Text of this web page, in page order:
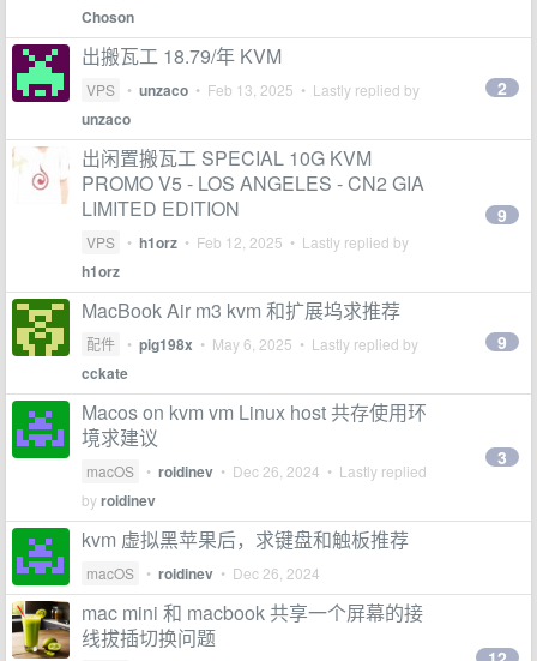
Choson
出搬瓦工 18.79/年 KVM
VPS • unzaco • Feb 13, 2025 • Lastly replied by
unzaco
2
出闲置搬瓦工 SPECIAL 10G KVM
PROMO V5 - LOS ANGELES - CN2 GIA
LIMITED EDITION
VPS • h1orz • Feb 12, 2025 • Lastly replied by
h1orz
9
MacBook Air m3 kvm 和扩展坞求推荐
配件 • pig198x • May 6, 2025 • Lastly replied by
cckate
9
Macos on kvm vm Linux host 共存使用环
境求建议
macOS • roidinev • Dec 26, 2024 • Lastly replied
byroidinev
3
kvm 虚拟黑苹果后，求键盘和触板推荐
macOS • roidinev • Dec 26, 2024
mac mini 和 macbook 共享一个屏幕的接
线拔插切换问题